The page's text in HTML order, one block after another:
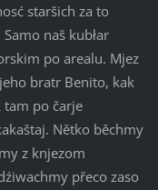
staršich za to
naš kubłar
po arealu. Mjez
bratr Benito, kak
tam po čarje
Nětko běchmy
z knjezom
přeco zaso